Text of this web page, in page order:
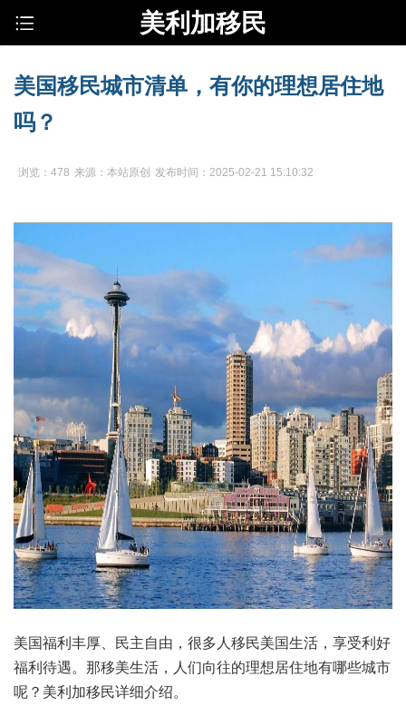
美利加移民
美国移民城市清单，有你的理想居住地
吗？
浏览：478 来源：本站原创 发布时间：2025-02-21 15:10:32
美国福利丰厚、民主自由，很多人移民美国生活，享受利好
福利待遇。那移美生活，人们向往的理想居住地有哪些城市
呢？美利加移民详细介绍。